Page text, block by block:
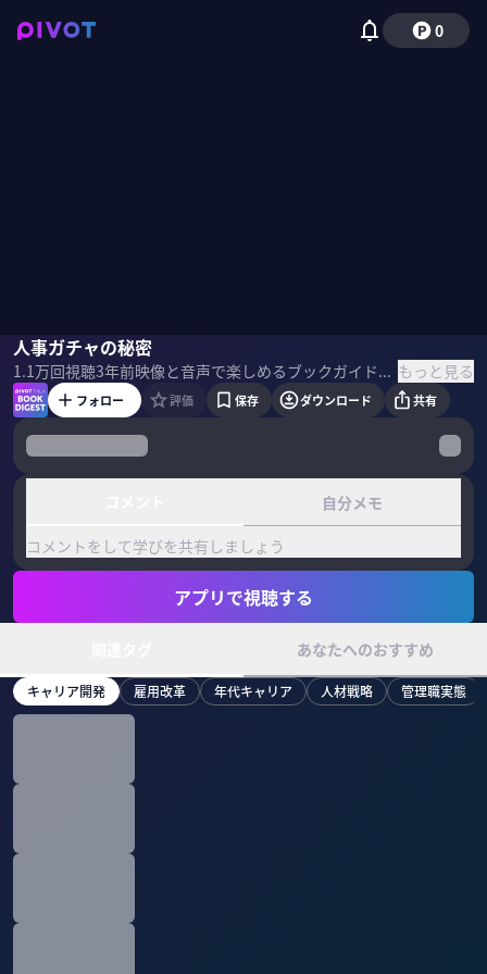
0
人事ガチャの秘密
1.1万回視聴3年前 映像と音声で楽しめるブックガイド。話題の新刊の著者・訳者・編集者・思い入れのある人をゲストに呼び、ビジネスパーソンが吸収したい学びを、本の作り手に直接聞きます。 本1冊を読む時間がなかなか取れないという方も、この番組を通じて最新のビジネス書のエッセンスに触れられます。 ＜ゲスト＞ 藤井 薫｜パーソル総合研究所 上席主任研究員 電機メーカーの人事部・経営企画部を経て、総合コンサルティングファームにて20年にわたり人事制度改革を中心としたコンサルティングに従事。その後、タレントマネジメントシステム開発ベンダーに転じ、取締役としてタレントマネジメントシステム事業を統括するとともに傘下のコンサルティング会社の代表を務める。人事専門誌などへの寄稿も多数。2017年8月パーソル総合研究所に入社。 ＜目次＞ もっと見る
藤井薫佐々木紀彦
フォロー 評価 保存 ダウンロード 共有
自分メモ
コメントをして学びを共有しましょう
アプリで視聴する
あなたへのおすすめ
キャリア開発 雇用改革 年代キャリア 人材戦略 管理職実態